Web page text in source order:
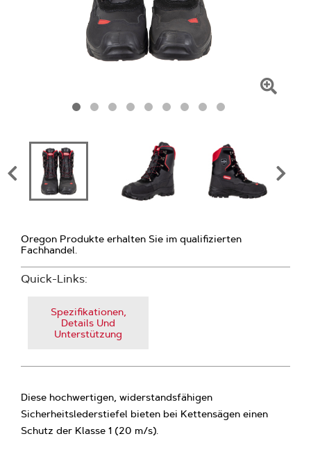
Oregon Produkte erhalten Sie im qualifizierten
Fachhandel.
Quick-Links:
Spezifikationen,
Details Und
Unterstützung
Diese hochwertigen, widerstandsfähigen
Sicherheitslederstiefel bieten bei Kettensägen einen
Schutz der Klasse 1 (20 m/s).